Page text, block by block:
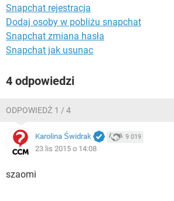
Snapchat rejestracja
Dodaj osoby w pobliżu snapchat
Snapchat zmiana hasła
Snapchat jak usunac
4 odpowiedzi
ODPOWIEDŹ 1 / 4
Karolina Świdrak 9 019
23 lis 2015 o 14:08
szaomi